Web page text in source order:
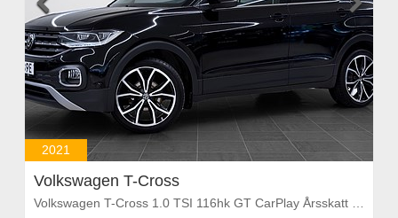
2021
Volkswagen T-Cross
Volkswagen T-Cross 1.0 TSI 116hk GT CarPlay Årsskatt 1108kr